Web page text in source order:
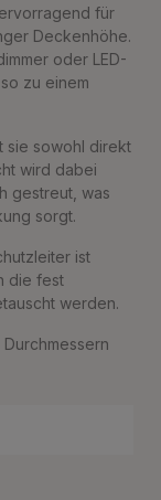
für
Deckenhöhe.
oder LED-
zu einem
sie sowohl direkt
wird dabei
gestreut, was
sorgt.
ist
die fest
werden.